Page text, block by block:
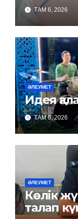
ТАМ 6, 2026
ӘЛЕУМЕТ
Идея
ТАМ 6, 2026
ӘЛЕУМЕТ
Көлік
талап